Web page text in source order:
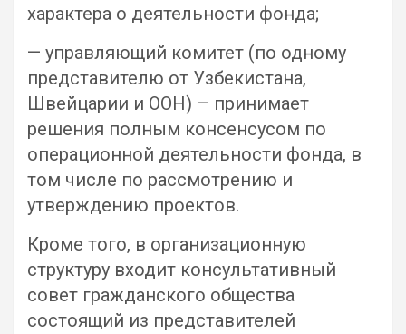
характера о деятельности фонда;
— управляющий комитет (по одному
представителю от Узбекистана,
Швейцарии и ООН) – принимает
решения полным консенсусом по
операционной деятельности фонда, в
том числе по рассмотрению и
утверждению проектов.
Кроме того, в организационную
структуру входит консультативный
совет гражданского общества
состоящий из представителей